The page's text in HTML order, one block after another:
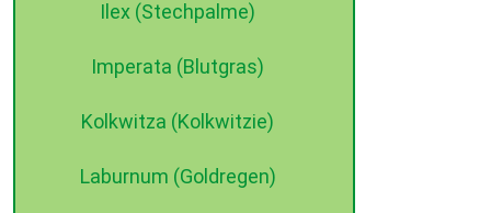
Ilex (Stechpalme)
Imperata (Blutgras)
Kolkwitza (Kolkwitzie)
Laburnum (Goldregen)